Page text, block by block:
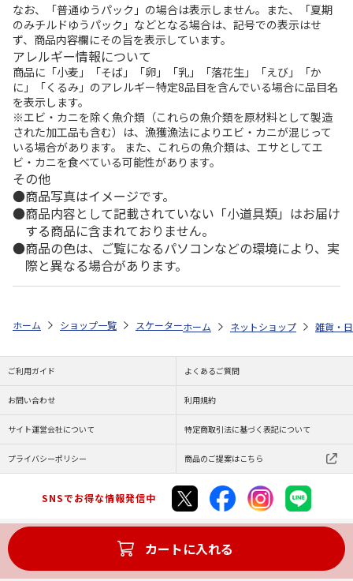
なお、「普通ゆうパック」の場合は表示しません。また、「夏期
のみチルドゆうパック」などとなる場合は、記号での表示はせ
ず、商品内容欄にその旨を表示しています。
アレルギー情報について
商品に「小麦」「そば」「卵」「乳」「落花生」「えび」「か
に」「くるみ」のアレルギー特定8品目を含んでいる場合に品目名
を表示します。
※エビ・カニを除く魚介類（これらの魚介類を原材料として製造
された加工品も含む）は、漁獲漁法によりエビ・カニが混じって
いる場合があります。 また、これらの魚介類は、エサとしてエ
ビ・カニを食べている可能性があります。
その他
商品写真はイメージです。
商品内容として記載されていない「小道具類」はお届け
する商品に含まれておりません。
商品の色は、ご覧になるパソコンなどの環境により、実
際と異なる場合があります。
カートに入れる
ホーム ショップ一覧 スケーター 竹箸 21cm ポチャッコ いつもいっ
ホーム ネットショップ 雑貨・
ご利用ガイド よくあるご質問
お問い合わせ 利用規約
サイト運営会社について 特定商取引法に基づく表記について
プライバシーポリシー 商品のご提案はこちら
SNSでお得な情報発信中